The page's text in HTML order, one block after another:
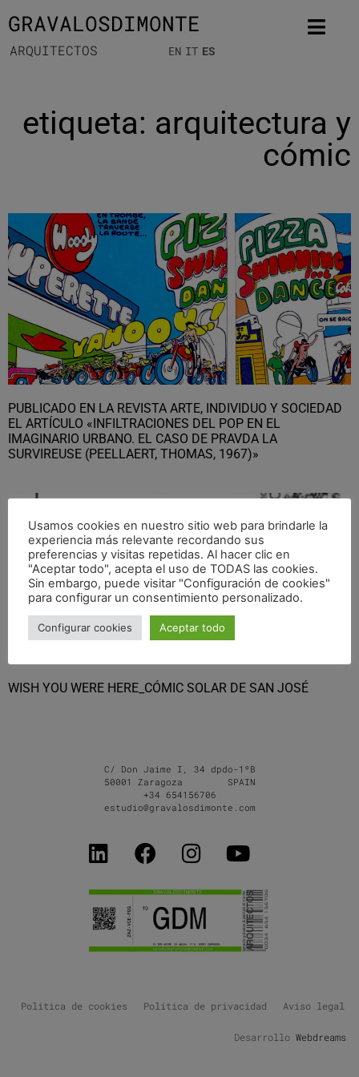
GRAVALOSDIMONTE
ARQUITECTOS EN IT ES
etiqueta: arquitectura y
cómic
PUBLICADO EN LA REVISTA ARTE, INDIVIDUO Y SOCIEDAD
EL ARTÍCULO «INFILTRACIONES DEL POP EN EL
IMAGINARIO URBANO. EL CASO DE PRAVDA LA
SURVIREUSE (PEELLAERT, THOMAS, 1967)»
WISH YOU WERE HERE_CÓMIC SOLAR DE SAN JOSÉ
C/ Don Jaime I, 34 dpdo-1ºB
50001 Zaragoza SPAIN
+34 654156706
estudio@gravalosdimonte.com
Política de cookies Política de privacidad Aviso legal
Desarrollo Webdreams
Usamos cookies en nuestro sitio web para brindarle la
experiencia más relevante recordando sus
preferencias y visitas repetidas. Al hacer clic en
"Aceptar todo", acepta el uso de TODAS las cookies.
Sin embargo, puede visitar "Configuración de cookies"
para configurar un consentimiento personalizado.
Configurar cookies Aceptar todo